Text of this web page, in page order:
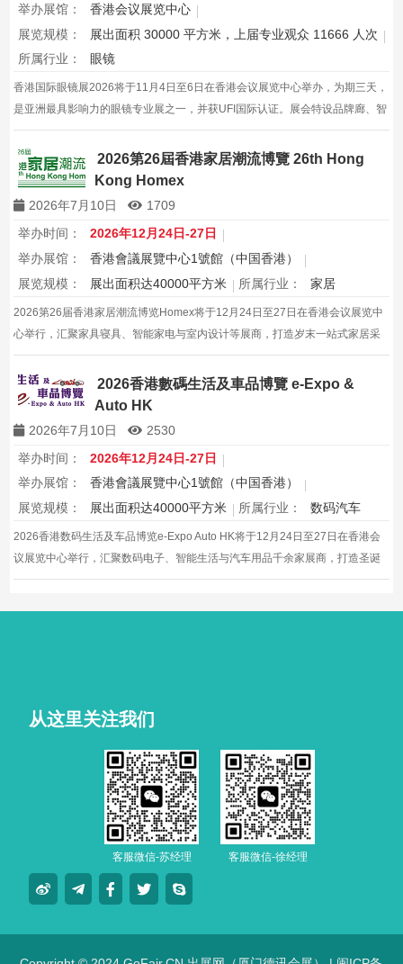
举办展馆：
香港会议展览中心
展览规模：
展出面积 30000 平方米，上届专业观众 11666 人次
所属行业：
眼镜
香港国际眼镜展2026将于11月4日至6日在香港会议展览中心举办，为期三天，
是亚洲最具影响力的眼镜专业展之一，并获UFI国际认证。展会特设品牌廊、智
能眼镜专区与多国展馆，汇聚全球视光产品供应商，并配套眼镜汇演与行业论
坛，为展商与买家创造高效的跨境商贸与合作机…
2026第26屆香港家居潮流博覽 26th Hong
Kong Homex
2026年7月10日
1709
举办时间：
2026年12月24日-27日
举办展馆：
香港會議展覽中心1號館（中国香港）
展览规模：
展出面积达40000平方米 所属行业： 家居
2026第26届香港家居潮流博览Homex将于12月24日至27日在香港会议展览中
心举行，汇聚家具寝具、智能家电与室内设计等展商，打造岁末一站式家居采
购与灵感盛会，欢迎本地家庭与海内外买家入场挑选心仪家居好物，共度温馨
节日购物季，感受设计之美。2026香港數碼生活及車品博覽 e-Expo &
Auto HK
2026年7月10日
2530
举办时间：
2026年12月24日-27日
举办展馆：
香港會議展覽中心1號館（中国香港）
展览规模：
展出面积达40000平方米 所属行业： 数码汽车
2026香港数码生活及车品博览e-Expo Auto HK将于12月24日至27日在香港会
议展览中心举行，汇聚数码电子、智能生活与汽车用品千余家展商，打造圣诞
黄金档科技车品一站式采购盛会，欢迎观众与买家到场体验交流，共赴年度科
从这里关注我们
客服微信-苏经理 客服微信-徐经理